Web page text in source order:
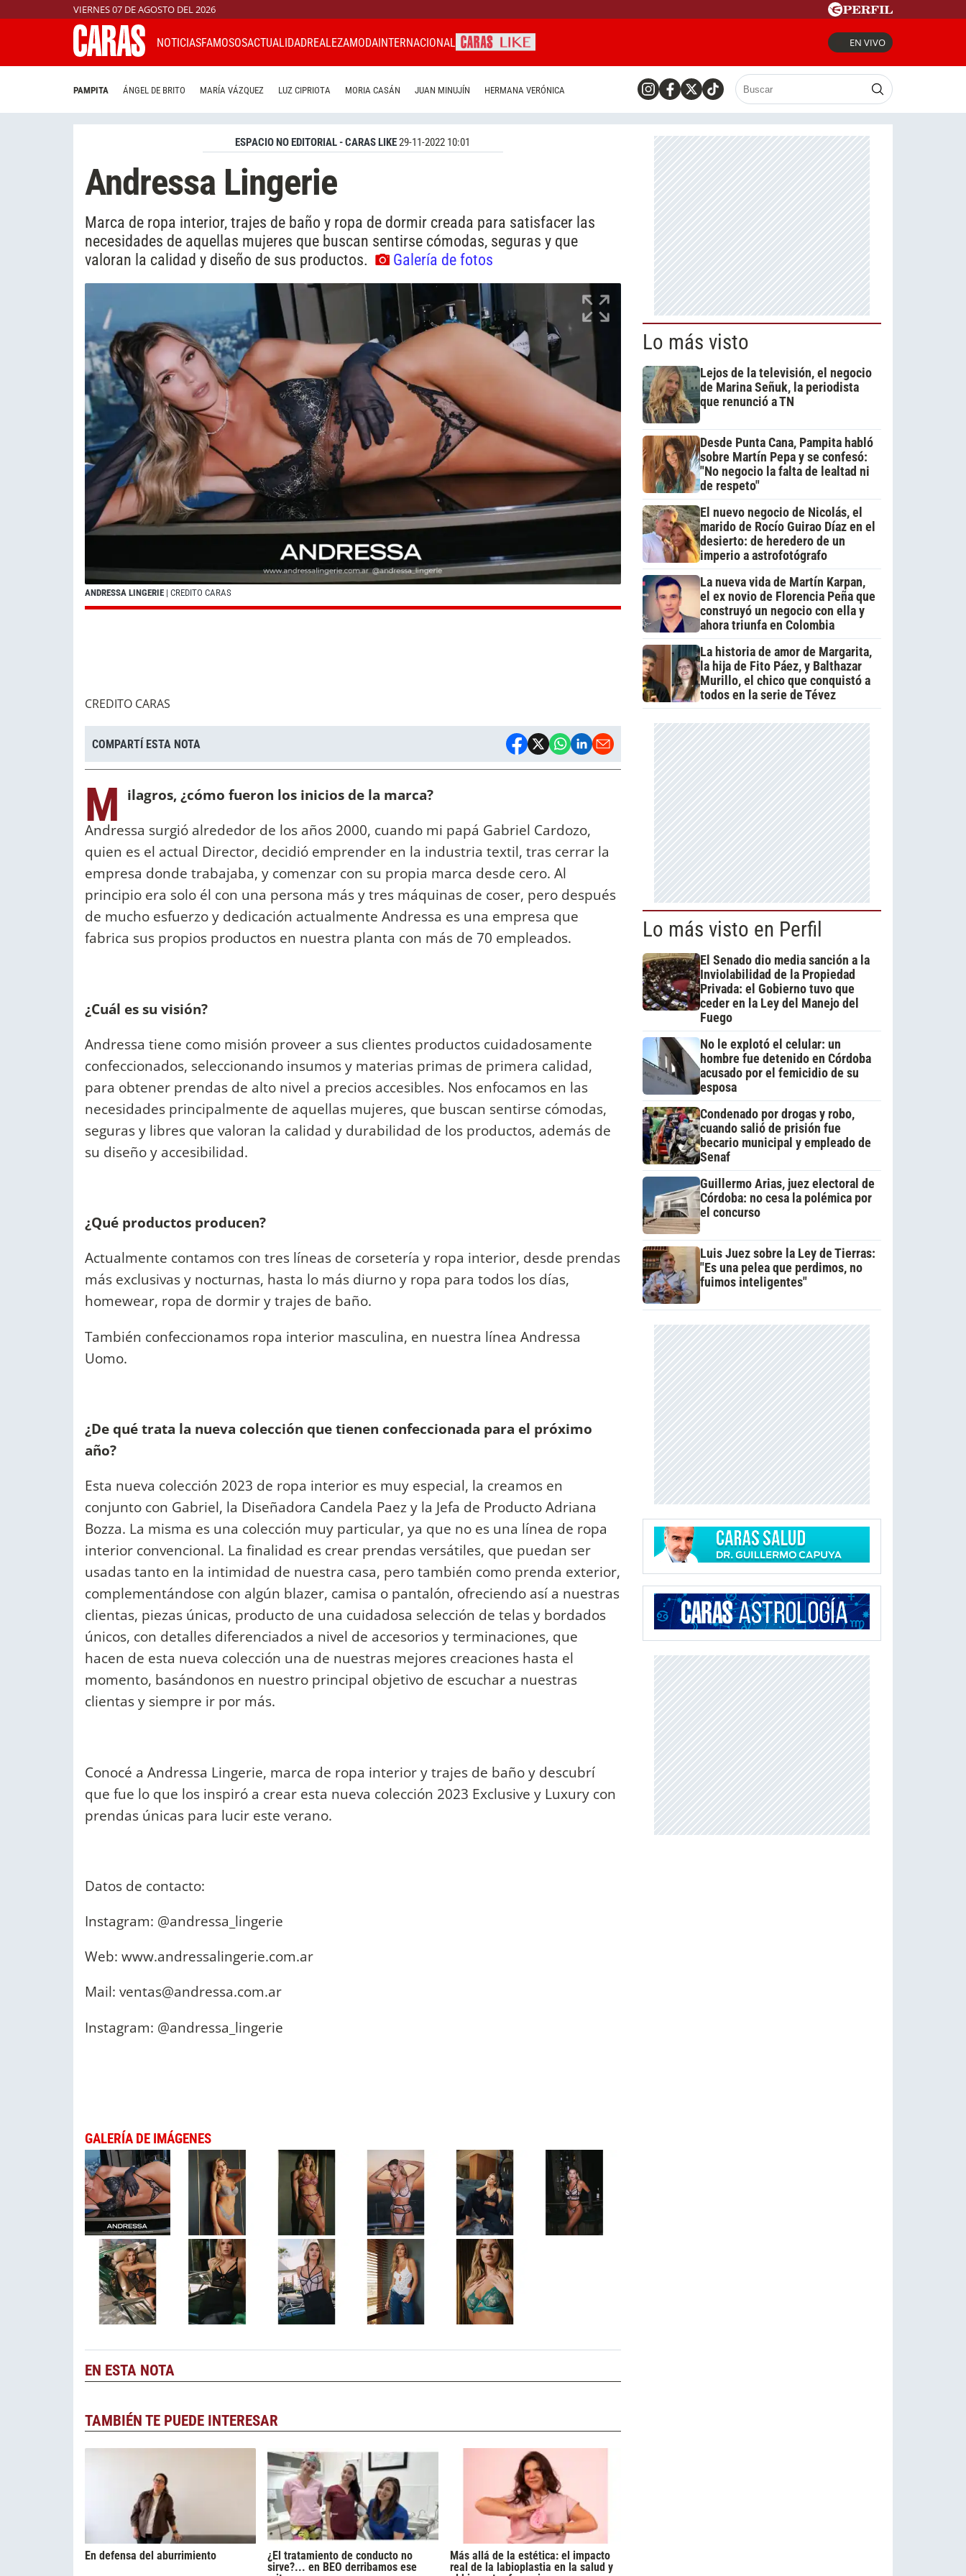
VIERNES 07 DE AGOSTO DEL 2026
NOTICIASFAMOSOSACTUALIDADREALEZAMODAINTERNACIONAL EN VIVO
PAMPITA ÁNGEL DE BRITO MARÍA VÁZQUEZ LUZ CIPRIOTA MORIA CASÁN JUAN MINUJÍN HERMANA VERÓNICA
ESPACIO NO EDITORIAL - CARAS LIKE29-11-2022 10:01
Andressa Lingerie
Marca de ropa interior, trajes de baño y ropa de dormir creada para satisfacer las
necesidades de aquellas mujeres que buscan sentirse cómodas, seguras y que
valoran la calidad y diseño de sus productos.
Galería de fotos
ANDRESSA LINGERIE | CREDITO CARAS
CREDITO CARAS
COMPARTÍ ESTA NOTA
M ilagros,¿cómo fueron los inicios de la marca?
Andressa surgió alrededor de los años 2000, cuando mi papá Gabriel Cardozo,
quien es el actual Director, decidió emprender en la industria textil, tras cerrar la
empresa donde trabajaba, y comenzar con su propia marca desde cero. Al
principio era solo él con una persona más y tres máquinas de coser, pero después
de mucho esfuerzo y dedicación actualmente Andressa es una empresa que
fabrica sus propios productos en nuestra planta con más de 70 empleados.
¿Cuál es su visión?
Andressa tiene como misión proveer a sus clientes productos cuidadosamente
confeccionados, seleccionando insumos y materias primas de primera calidad,
para obtener prendas de alto nivel a precios accesibles. Nos enfocamos en las
necesidades principalmente de aquellas mujeres, que buscan sentirse cómodas,
seguras y libres que valoran la calidad y durabilidad de los productos, además de
su diseño y accesibilidad.
¿Qué productos producen?
Actualmente contamos con tres líneas de corsetería y ropa interior, desde prendas
más exclusivas y nocturnas, hasta lo más diurno y ropa para todos los días,
homewear, ropa de dormir y trajes de baño.
También confeccionamos ropa interior masculina, en nuestra línea Andressa
Uomo.
¿De qué trata la nueva colección que tienen confeccionada para el próximo
año?
Esta nueva colección 2023 de ropa interior es muy especial, la creamos en
conjunto con Gabriel, la Diseñadora Candela Paez y la Jefa de Producto Adriana
Bozza. La misma es una colección muy particular, ya que no es una línea de ropa
interior convencional. La finalidad es crear prendas versátiles, que puedan ser
usadas tanto en la intimidad de nuestra casa, pero también como prenda exterior,
complementándose con algún blazer, camisa o pantalón, ofreciendo así a nuestras
clientas, piezas únicas, producto de una cuidadosa selección de telas y bordados
únicos, con detalles diferenciados a nivel de accesorios y terminaciones, que
hacen de esta nueva colección una de nuestras mejores creaciones hasta el
momento, basándonos en nuestro principal objetivo de escuchar a nuestras
clientas y siempre ir por más.
Conocé a Andressa Lingerie, marca de ropa interior y trajes de baño y descubrí
que fue lo que los inspiró a crear esta nueva colección 2023 Exclusive y Luxury con
prendas únicas para lucir este verano.
Datos de contacto:
Instagram: @andressa_lingerie
Web: www.andressalingerie.com.ar
Mail: ventas@andressa.com.ar
Instagram: @andressa_lingerie
GALERÍA DE IMÁGENES
EN ESTA NOTA
TAMBIÉN TE PUEDE INTERESAR
En defensa del aburrimiento
¿El tratamiento de conducto no
sirve?... en BEO derribamos ese
Más allá de la estética: el impacto
real de la labioplastia en la salud y
Lo más visto
Lejos de la televisión, el negocio
de Marina Señuk, la periodista
que renunció a TN
Desde Punta Cana, Pampita habló
sobre Martín Pepa y se confesó:
"No negocio la falta de lealtad ni
de respeto"
El nuevo negocio de Nicolás, el
marido de Rocío Guirao Díaz en el
desierto: de heredero de un
imperio a astrofotógrafo
La nueva vida de Martín Karpan,
el ex novio de Florencia Peña que
construyó un negocio con ella y
ahora triunfa en Colombia
La historia de amor de Margarita,
la hija de Fito Páez, y Balthazar
Murillo, el chico que conquistó a
todos en la serie de Tévez
Lo más visto en Perfil
El Senado dio media sanción a la
Inviolabilidad de la Propiedad
Privada: el Gobierno tuvo que
ceder en la Ley del Manejo del
Fuego
No le explotó el celular: un
hombre fue detenido en Córdoba
acusado por el femicidio de su
esposa
Condenado por drogas y robo,
cuando salió de prisión fue
becario municipal y empleado de
Senaf
Guillermo Arias, juez electoral de
Córdoba: no cesa la polémica por
el concurso
Luis Juez sobre la Ley de Tierras:
"Es una pelea que perdimos, no
fuimos inteligentes"